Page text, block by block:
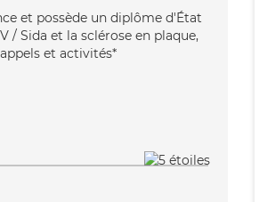
et possède un diplôme d'État
/ Sida et la sclérose en plaque,
et activités*